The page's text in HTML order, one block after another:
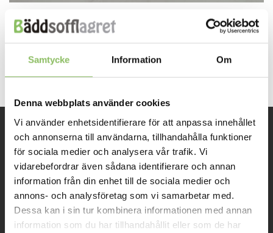
Samtycke Information Om
Denna webbplats använder cookies
Vi använder enhetsidentifierare för att anpassa innehållet
och annonserna till användarna, tillhandahålla funktioner
för sociala medier och analysera vår trafik. Vi
vidarebefordrar även sådana identifierare och annan
information från din enhet till de sociala medier och
annons- och analysföretag som vi samarbetar med.
Dessa kan i sin tur kombinera informationen med annan
information som du har tillhandahållit eller som de har
Both comments and trackbacks are currently closed.
←Previous
Next→
INFORMATION
Om oss
Kontakt
Mitt konto